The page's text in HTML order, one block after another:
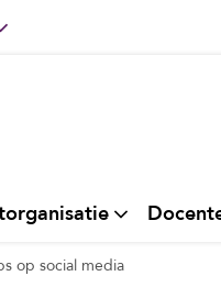
thuis
op social media